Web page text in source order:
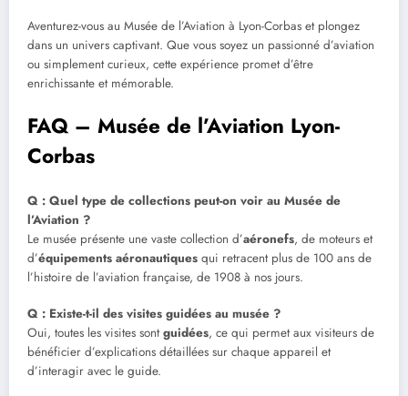
Aventurez-vous au Musée de l’Aviation à Lyon-Corbas et plongez
dans un univers captivant. Que vous soyez un passionné d’aviation
ou simplement curieux, cette expérience promet d’être
enrichissante et mémorable.
FAQ – Musée de l’Aviation Lyon-
Corbas
Q : Quel type de collections peut-on voir au Musée de
l’Aviation ?
Le musée présente une vaste collection d’aéronefs, de moteurs et
d’équipements aéronautiques qui retracent plus de 100 ans de
l’histoire de l’aviation française, de 1908 à nos jours.
Q : Existe-t-il des visites guidées au musée ?
Oui, toutes les visites sontguidées, ce qui permet aux visiteurs de
bénéficier d’explications détaillées sur chaque appareil et
d’interagir avec le guide.